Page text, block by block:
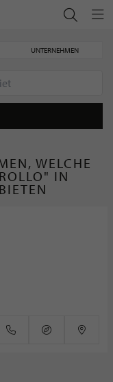
UNTERNEHMEN
WELCHE
IN